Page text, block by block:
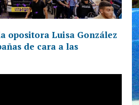
opositora Luisa González
de cara a las